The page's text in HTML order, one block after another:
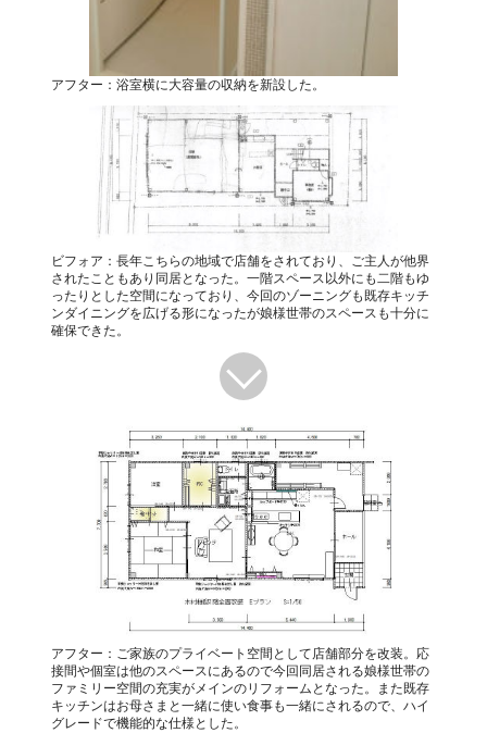
アフター：浴室横に大容量の収納を新設した。
ビフォア：長年こちらの地域で店舗をされており、ご主人が他界
されたこともあり同居となった。一階スペース以外にも二階もゆ
ったりとした空間になっており、今回のゾーニングも既存キッチ
ンダイニングを広げる形になったが娘様世帯のスペースも十分に
確保できた。
アフター：ご家族のプライベート空間として店舗部分を改装。応
接間や個室は他のスペースにあるので今回同居される娘様世帯の
ファミリー空間の充実がメインのリフォームとなった。また既存
キッチンはお母さまと一緒に使い食事も一緒にされるので、ハイ
グレードで機能的な仕様とした。